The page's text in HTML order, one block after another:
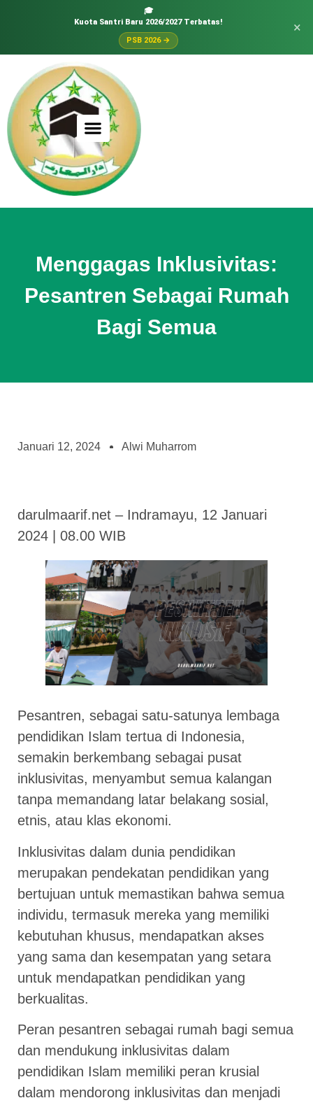
🎓
Kuota Santri Baru 2026/2027 Terbatas!
PSB 2026 →
×
Menggagas Inklusivitas:
Pesantren Sebagai Rumah
Bagi Semua
Januari 12, 2024 Alwi Muharrom
darulmaarif.net – Indramayu, 12 Januari
2024 | 08.00 WIB
Pesantren, sebagai satu-satunya lembaga
pendidikan Islam tertua di Indonesia,
semakin berkembang sebagai pusat
inklusivitas, menyambut semua kalangan
tanpa memandang latar belakang sosial,
etnis, atau klas ekonomi.
Inklusivitas dalam dunia pendidikan
merupakan pendekatan pendidikan yang
bertujuan untuk memastikan bahwa semua
individu, termasuk mereka yang memiliki
kebutuhan khusus, mendapatkan akses
yang sama dan kesempatan yang setara
untuk mendapatkan pendidikan yang
berkualitas.
Peran pesantren sebagai rumah bagi semua
dan mendukung inklusivitas dalam
pendidikan Islam memiliki peran krusial
dalam mendorong inklusivitas dan menjadi